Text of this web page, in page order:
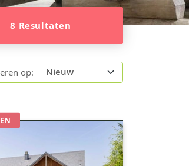
8 Resultaten
op: